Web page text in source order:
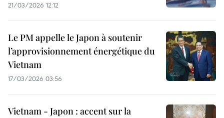
21/03/2026 12:12
Le PM appelle le Japon à soutenir
l’approvisionnement énergétique du
Vietnam
17/03/2026 03:56
Vietnam - Japon : accent sur la